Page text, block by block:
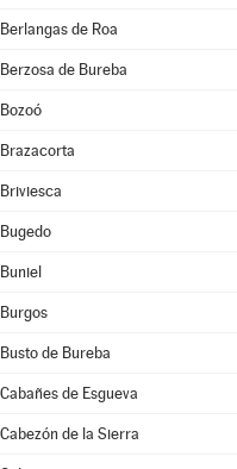
Berlangas de Roa
Berzosa de Bureba
Bozoó
Brazacorta
Briviesca
Bugedo
Buniel
Burgos
Busto de Bureba
Cabañes de Esgueva
Cabezón de la Sierra